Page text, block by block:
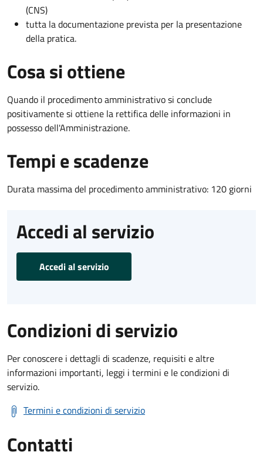
(CNS)
tutta la documentazione prevista per la presentazione
della pratica.
Cosa si ottiene
Quando il procedimento amministrativo si conclude
positivamente si ottiene la rettifica delle informazioni in
possesso dell'Amministrazione.
Tempi e scadenze
Durata massima del procedimento amministrativo: 120 giorni
Accedi al servizio
Accedi al servizio
Condizioni di servizio
Per conoscere i dettagli di scadenze, requisiti e altre
informazioni importanti, leggi i termini e le condizioni di
servizio.
Termini e condizioni di servizio
Contatti